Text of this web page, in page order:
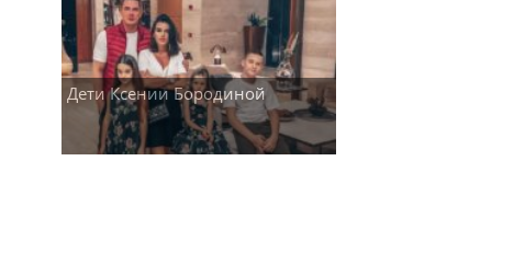
Дети Ксении Бородиной